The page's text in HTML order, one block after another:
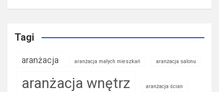
Tagi
aranżacja aranżacja małych mieszkań aranżacja salonu
aranżacja wnętrz aranżacja ścian